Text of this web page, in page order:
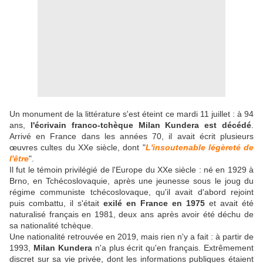
Un monument de la littérature s'est éteint ce mardi 11 juillet : à 94
ans, l'écrivain franco-tchèque Milan Kundera est décédé
Arrivé en France dans les années 70, il avait écrit plusieurs
œuvres cultes du XXe siècle, dont "L'insoutenable légèreté de
l'être".
Il fut le témoin privilégié de l'Europe du XXe siècle : né en 1929 à
Brno, en Tchécoslovaquie, après une jeunesse sous le joug du
régime communiste tchécoslovaque, qu'il avait d'abord rejoint
puis combattu, il s'était exilé en France en 1975 et avait été
naturalisé français en 1981, deux ans après avoir été déchu de
sa nationalité tchèque.
Une nationalité retrouvée en 2019, mais rien n'y a fait : à partir de
1993, Milan Kunderan'a plus écrit qu'en français. Extrêmement
discret sur sa vie privée, dont les informations publiques étaient